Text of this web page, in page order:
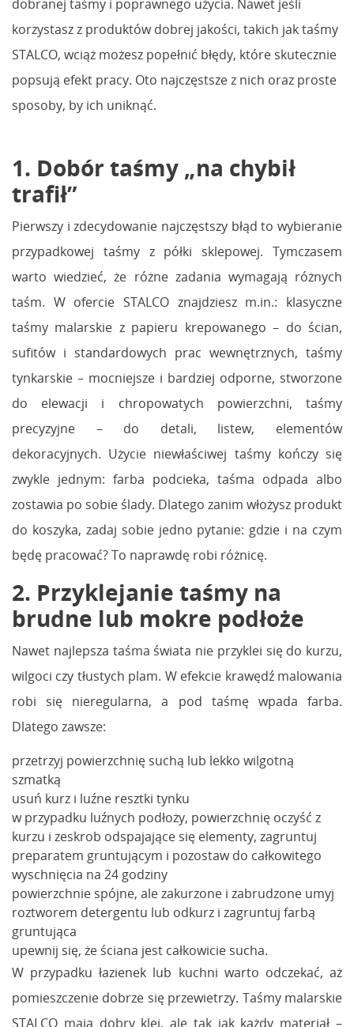
dobranej taśmy i poprawnego użycia. Nawet jeśli
korzystasz z produktów dobrej jakości, takich jak taśmy
STALCO, wciąż możesz popełnić błędy, które skutecznie
popsują efekt pracy. Oto najczęstsze z nich oraz proste
sposoby, by ich uniknąć.
1. Dobór taśmy „na chybił
trafił”
Pierwszy i zdecydowanie najczęstszy błąd to wybieranie
przypadkowej taśmy z półki sklepowej. Tymczasem
warto wiedzieć, że różne zadania wymagają różnych
taśm. W ofercie STALCO znajdziesz m.in.: klasyczne
taśmy malarskie z papieru krepowanego – do ścian,
sufitów i standardowych prac wewnętrznych, taśmy
tynkarskie – mocniejsze i bardziej odporne, stworzone
do elewacji i chropowatych powierzchni, taśmy
precyzyjne – do detali, listew, elementów
dekoracyjnych. Użycie niewłaściwej taśmy kończy się
zwykle jednym: farba podcieka, taśma odpada albo
zostawia po sobie ślady. Dlatego zanim włożysz produkt
do koszyka, zadaj sobie jedno pytanie: gdzie i na czym
będę pracować? To naprawdę robi różnicę.
2. Przyklejanie taśmy na
brudne lub mokre podłoże
Nawet najlepsza taśma świata nie przyklei się do kurzu,
wilgoci czy tłustych plam. W efekcie krawędź malowania
robi się nieregularna, a pod taśmę wpada farba.
Dlatego zawsze:
przetrzyj powierzchnię suchą lub lekko wilgotną
szmatką
usuń kurz i luźne resztki tynku
w przypadku luźnych podłoży, powierzchnię oczyść z
kurzu i zeskrob odspajające się elementy, zagruntuj
preparatem gruntującym i pozostaw do całkowitego
wyschnięcia na 24 godziny
powierzchnie spójne, ale zakurzone i zabrudzone umyj
roztworem detergentu lub odkurz i zagruntuj farbą
gruntująca
upewnij się, że ściana jest całkowicie sucha.
W przypadku łazienek lub kuchni warto odczekać, aż
pomieszczenie dobrze się przewietrzy. Taśmy malarskie
STALCO mają dobry klej, ale tak jak każdy materiał –